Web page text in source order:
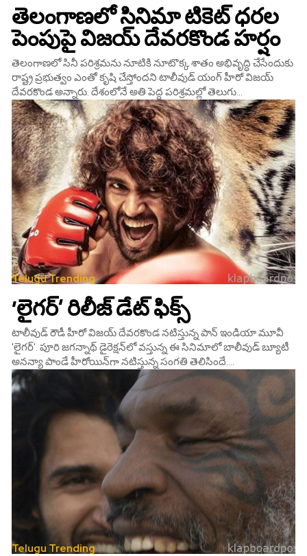
తెలంగాణలో సినిమా టికెట్ ధరల
పెంపుపై విజయ్‌ దేవరకొండ హర్షం
తెలంగాణలో సినీ పరిశ్రమను నూటికి నూటొక్క శాతం అభివృద్ధి చేసేందుకు
రాష్ట్ర ప్రభుత్వం ఎంతో కృషి చేస్తోందని టాలీవుడ్‌ యంగ్‌ హీరో విజయ్
దేవరకొండ అన్నారు. దేశంలోనే అతి పెద్ద పరిశ్రమల్లో తెలుగు...
Telugu Trending
‘లైగర్‌’ రిలీజ్‌ డేట్‌ ఫిక్స్‌
టాలీవుడ్‌ రౌడీ హీరో విజయ్‌ దేవరకొండ నటిస్తున్న పాన్‌ ఇండియా మూవీ
'లైగర్‌'. పూరి జగన్నాథ్‌ డైరెక్షన్‌లో వస్తున్న ఈ సినిమాలో బాలీవుడ్‌ బ్యూటీ
అనన్యా పాండే హీరోయిన్‌గా నటిస్తున్న సంగతి తెలిసిందే....
Telugu Trending